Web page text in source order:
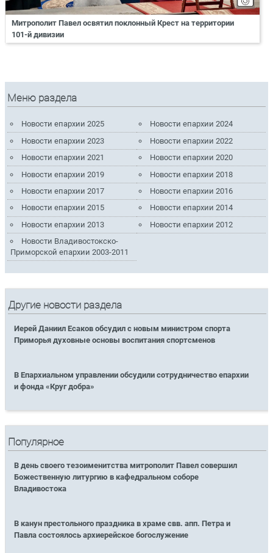
Митрополит Павел освятил поклонный Крест на территории
101-й дивизии
Меню раздела
Новости епархии 2025
Новости епархии 2024
Новости епархии 2023
Новости епархии 2022
Новости епархии 2021
Новости епархии 2020
Новости епархии 2019
Новости епархии 2018
Новости епархии 2017
Новости епархии 2016
Новости епархии 2015
Новости епархии 2014
Новости епархии 2013
Новости епархии 2012
Новости Владивостокско-
Приморской епархии 2003-2011
Другие новости раздела
Иерей Даниил Есаков обсудил с новым министром спорта
Приморья духовные основы воспитания спортсменов
В Епархиальном управлении обсудили сотрудничество епархии
и фонда «Круг добра»
Популярное
В день своего тезоименитства митрополит Павел совершил
Божественную литургию в кафедральном соборе
Владивостока
В канун престольного праздника в храме свв. апп. Петра и
Павла состоялось архиерейское богослужение